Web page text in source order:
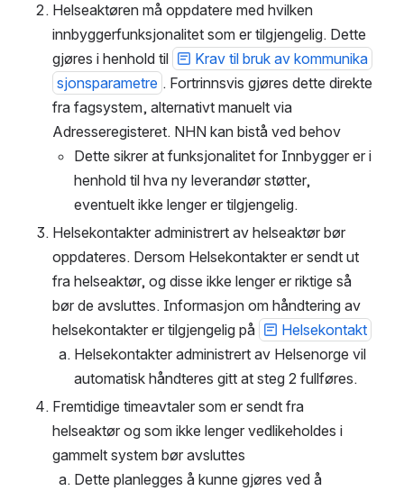
Helseaktøren må oppdatere med hvilken
innbyggerfunksjonalitet som er tilgjengelig. Dette
gjøres i henhold til
Krav til bruk av kommunika
sjonsparametre . Fortrinnsvis gjøres dette direkte
fra fagsystem, alternativt manuelt via
Adresseregisteret. NHN kan bistå ved behov
Dette sikrer at funksjonalitet for Innbygger er i
henhold til hva ny leverandør støtter,
eventuelt ikke lenger er tilgjengelig.
Helsekontakter administrert av helseaktør bør
oppdateres. Dersom Helsekontakter er sendt ut
fra helseaktør, og disse ikke lenger er riktige så
bør de avsluttes. Informasjon om håndtering av
helsekontakter er tilgjengelig på
Helsekontakt
Helsekontakter administrert av Helsenorge vil
automatisk håndteres gitt at steg 2 fullføres.
Fremtidige timeavtaler som er sendt fra
helseaktør og som ikke lenger vedlikeholdes i
gammelt system bør avsluttes
Dette planlegges å kunne gjøres ved å